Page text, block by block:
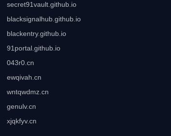
secret91vault.github.io
blacksignalhub.github.io
blackentry.github.io
91portal.github.io
043r0.cn
ewqivah.cn
wntqwdmz.cn
genulv.cn
xjqkfyv.cn